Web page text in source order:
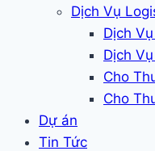
Dịch Vụ
Dịch
Dịch
Cho
Cho
Dự án
Tin Tức